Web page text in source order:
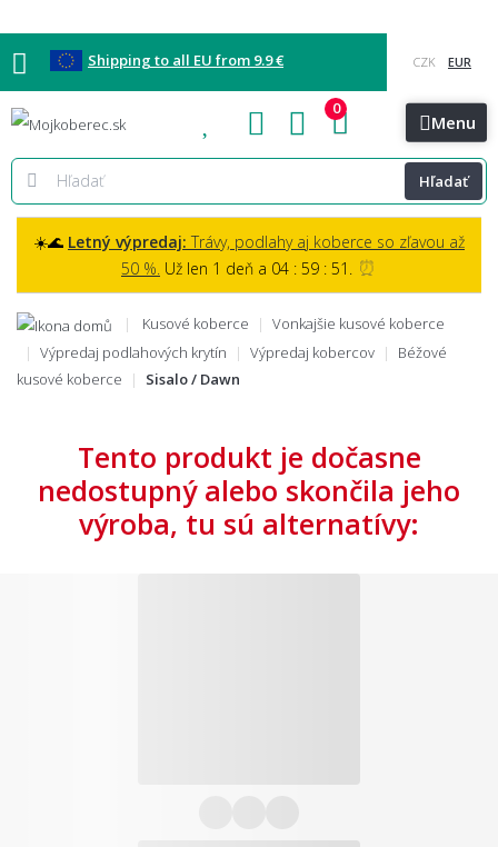
Shipping to all EU from 9.9 €
Blog Kontakt Menu
Hľadať
0
☀️🌊 Letný výpredaj: Trávy, podlahy aj koberce so zľavou až
50 %. Už len 1 deň a 04 : 59 : 50. ⏰
Kusové koberce
Vonkajšie kusové koberce
Výpredaj podlahových krytín
Výpredaj kobercov
Béžové
kusové koberce
Sisalo / Dawn
Tento produkt je dočasne
nedostupný alebo skončila jeho
výroba, tu sú alternatívy: